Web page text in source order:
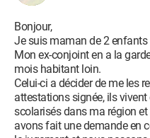
Bonjour,
Je suis maman de 2 enfants
Mon ex-conjoint en a la
mois habitant loin.
Celui-ci a décider de me les
attestations signée, ils
scolarisés dans ma région
avons fait une demande en